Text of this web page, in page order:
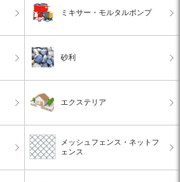
ミキサー・モルタルポンプ
砂利
エクステリア
メッシュフェンス・ネットフ
ェンス